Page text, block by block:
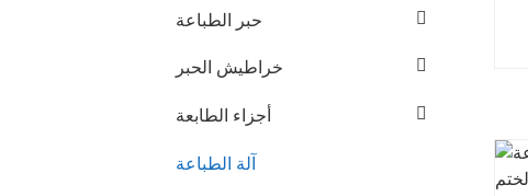
حبر الطباعة
خراطيش الحبر
أجزاء الطابعة
آلة الطباعة